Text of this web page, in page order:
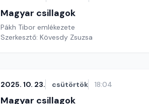
Magyar csillagok
Pákh Tibor emlékezete
Szerkesztő: Kövesdy Zsuzsa
2025. 10. 23. csütörtök 18:04
Magyar csillagok